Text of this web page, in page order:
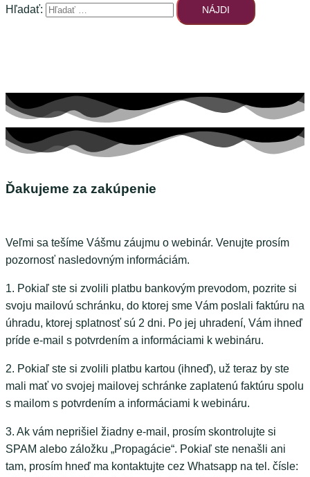
Hľadať:
Ďakujeme za zakúpenie
Veľmi sa tešíme Vášmu záujmu o webinár. Venujte prosím
pozornosť nasledovným informáciám.
1. Pokiaľ ste si zvolili platbu bankovým prevodom, pozrite si
svoju mailovú schránku, do ktorej sme Vám poslali faktúru na
úhradu, ktorej splatnosť sú 2 dni. Po jej uhradení, Vám ihneď
príde e-mail s potvrdením a informáciami k webináru.
2. Pokiaľ ste si zvolili platbu kartou (ihneď), už teraz by ste
mali mať vo svojej mailovej schránke zaplatenú faktúru spolu
s mailom s potvrdením a informáciami k webináru.
3. Ak vám neprišiel žiadny e-mail, prosím skontrolujte si
SPAM alebo záložku „Propagácie“. Pokiaľ ste nenašli ani
tam, prosím hneď ma kontaktujte cez Whatsapp na tel. čísle: